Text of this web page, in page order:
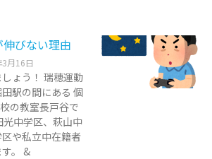
びない理由
月16日
ょう！ 瑞穂運動
駅の間にある 個
の教室長戸谷で
光中学区、萩山中
や私立中在籍者
。 &